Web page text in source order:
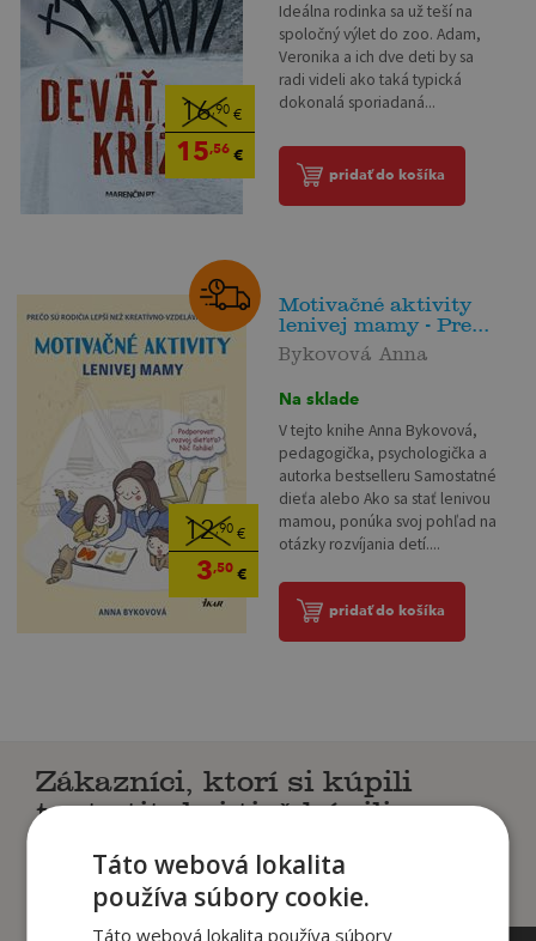
16,90€
15,56€
Ideálna rodinka sa už teší na
spoločný výlet do zoo. Adam,
Veronika a ich dve deti by sa
radi videli ako taká typická
dokonalá sporiadaná...
pridať do košíka
12,90€
3,50€
Motivačné aktivity
lenivej mamy - Pre...
Bykovová Anna
Na sklade
V tejto knihe Anna Bykovová,
pedagogička, psychologička a
autorka bestselleru Samostatné
dieťa alebo Ako sa stať lenivou
mamou, ponúka svoj pohľad na
otázky rozvíjania detí....
pridať do košíka
Zákazníci, ktorí si kúpili
tento titul si tiež kúpili
Táto webová lokalita
používa súbory cookie.
Táto webová lokalita používa súbory